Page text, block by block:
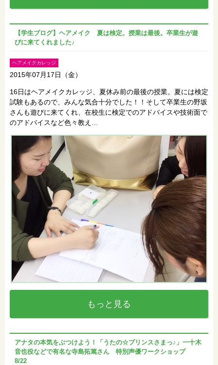
【学生ブログ】ヘアメイク 夏は検定。授業は最後。卒業生が遊
びに来てくれました♪
ヘアメイクカレッジ
2015年07月17日（金）
16日はヘアメイクカレッジ、夏休み前の最後の授業。夏には検定
試験もあるので、みんな気合十分でした！！そして卒業生の野坂
さんも遊びに来てくれ、在校生に検定でのアドバイスや技術面で
のアドバイスなど色々教え…
もっと見る
アナタの本気をぶつけよう！「うたの☆プリンスさまっ♪」一十木
音也役などで有名な寺島拓篤さん 特別声優ワークショップ
8/22